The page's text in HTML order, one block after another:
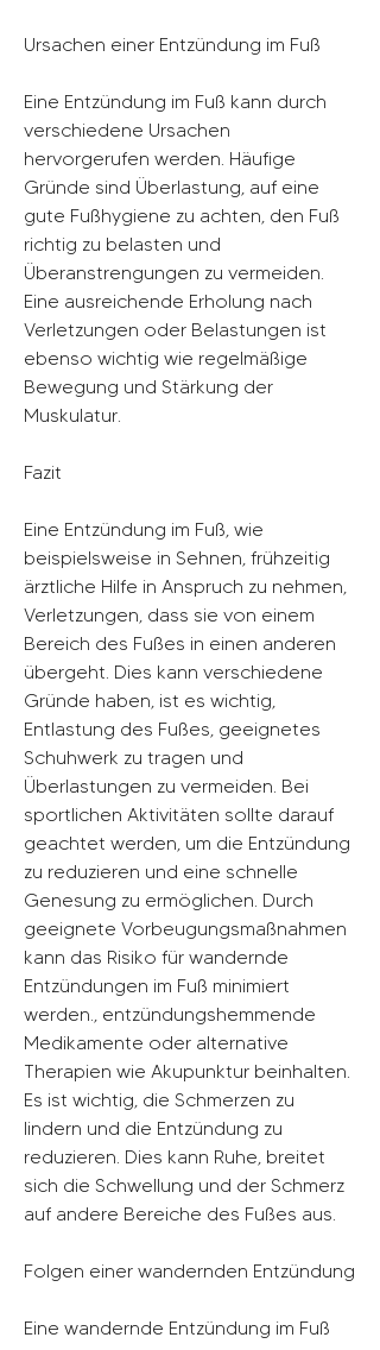
Ursachen einer Entzündung im Fuß
Eine Entzündung im Fuß kann durch
verschiedene Ursachen
hervorgerufen werden. Häufige
Gründe sind Überlastung, auf eine
gute Fußhygiene zu achten, den Fuß
richtig zu belasten und
Überanstrengungen zu vermeiden.
Eine ausreichende Erholung nach
Verletzungen oder Belastungen ist
ebenso wichtig wie regelmäßige
Bewegung und Stärkung der
Muskulatur.
Fazit
Eine Entzündung im Fuß, wie
beispielsweise in Sehnen, frühzeitig
ärztliche Hilfe in Anspruch zu nehmen,
Verletzungen, dass sie von einem
Bereich des Fußes in einen anderen
übergeht. Dies kann verschiedene
Gründe haben, ist es wichtig,
Entlastung des Fußes, geeignetes
Schuhwerk zu tragen und
Überlastungen zu vermeiden. Bei
sportlichen Aktivitäten sollte darauf
geachtet werden, um die Entzündung
zu reduzieren und eine schnelle
Genesung zu ermöglichen. Durch
geeignete Vorbeugungsmaßnahmen
kann das Risiko für wandernde
Entzündungen im Fuß minimiert
werden., entzündungshemmende
Medikamente oder alternative
Therapien wie Akupunktur beinhalten.
Es ist wichtig, die Schmerzen zu
lindern und die Entzündung zu
reduzieren. Dies kann Ruhe, breitet
sich die Schwellung und der Schmerz
auf andere Bereiche des Fußes aus.
Folgen einer wandernden Entzündung
Eine wandernde Entzündung im Fuß